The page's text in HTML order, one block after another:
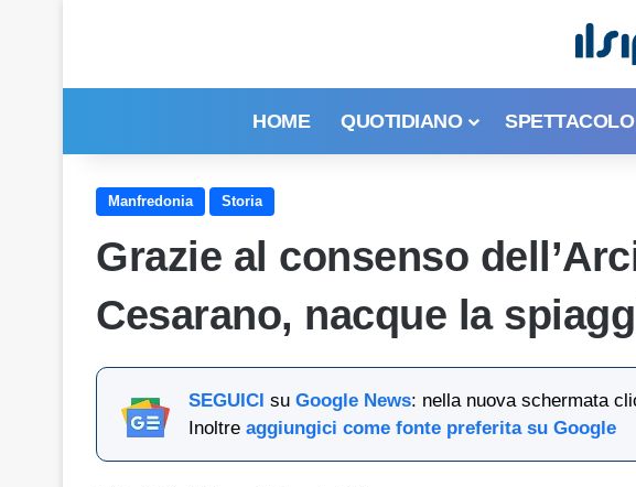
HOME QUOTIDIANO
Manfredonia Storia
Grazie al consenso
Cesarano, nacque la
SEGUICI su Google News: nella nuova schermata
Inoltre aggiungici come fonte preferita su Google